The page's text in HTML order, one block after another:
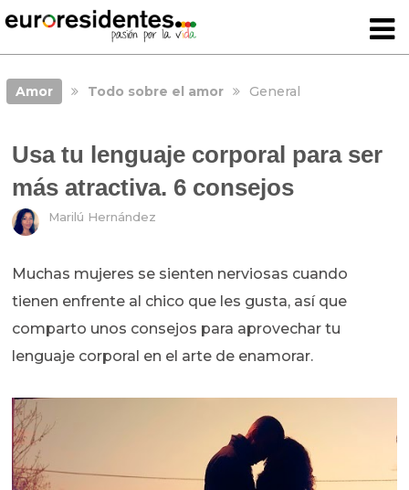
Amor Todo sobre el amor General
Usa tu lenguaje corporal para ser
más atractiva. 6 consejos
Marilú Hernández
Muchas mujeres se sienten nerviosas cuando
tienen enfrente al chico que les gusta, así que
comparto unos consejos para aprovechar tu
lenguaje corporal en el arte de enamorar.